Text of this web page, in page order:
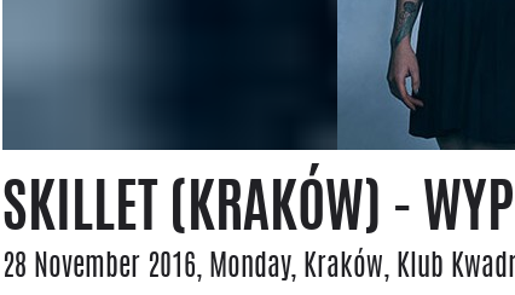
SKILLET (KRAKÓW) -
28 November 2016, Monday, Kraków, Klub